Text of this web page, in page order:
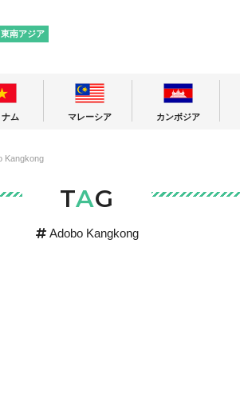
東南アジア
ム マレーシア カンボジア
Kangkong
TAG
Adobo Kangkong